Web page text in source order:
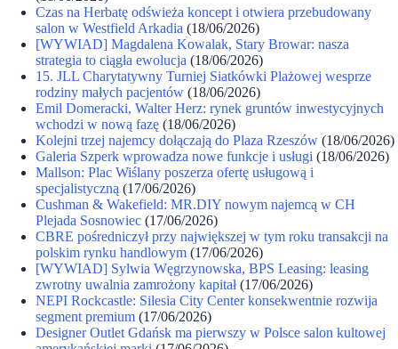
Czas na Herbatę odświeża koncept i otwiera przebudowany
salon w Westfield Arkadia (18/06/2026)
[WYWIAD] Magdalena Kowalak, Stary Browar: nasza
strategia to ciągła ewolucja (18/06/2026)
15. JLL Charytatywny Turniej Siatkówki Plażowej wesprze
rodziny małych pacjentów (18/06/2026)
Emil Domeracki, Walter Herz: rynek gruntów inwestycyjnych
wchodzi w nową fazę (18/06/2026)
Kolejni trzej najemcy dołączają do Plaza Rzeszów (18/06/2026)
Galeria Szperk wprowadza nowe funkcje i usługi (18/06/2026)
Mallson: Plac Wiślany poszerza ofertę usługową i
specjalistyczną (17/06/2026)
Cushman & Wakefield: MR.DIY nowym najemcą w CH
Plejada Sosnowiec (17/06/2026)
CBRE pośredniczył przy największej w tym roku transakcji na
polskim rynku handlowym (17/06/2026)
[WYWIAD] Sylwia Węgrzynowska, BPS Leasing: leasing
zwrotny uwalnia zamrożony kapitał (17/06/2026)
NEPI Rockcastle: Silesia City Center konsekwentnie rozwija
segment premium (17/06/2026)
Designer Outlet Gdańsk ma pierwszy w Polsce salon kultowej